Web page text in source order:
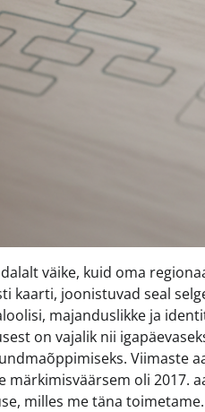
väike, kuid oma
kaarti, joonistuvad seal
majanduslikke ja
on vajalik nii
Viimaste
märkimisväärsem oli 2017.
milles me täna toimetame.